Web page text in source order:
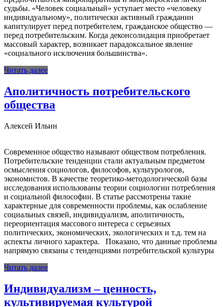
судьбы. «Человек социальный» уступает место «человеку
индивидуальному», политически активный гражданин
капитулирует перед по­требителем, гражданское общество —
перед потребительским. Когда деконсолидация приобретает
массо­вый характер, возникает парадоксальное явление
«социального исключения большинства».
Читать далее
Аполитичность потребительского
общества
Алексей Ильин
Современное общество называют обществом потребления.
Потребительские тенденции стали актуальным предметом
осмысления социологов, философов, культурологов,
экономистов. В качестве теоретико-методологической базы
исследования использованы теории социологии потребления
и социальной философии. В статье рассмотрены такие
характерные для современности проблемы, как ослабление
социальных связей, индивидуализм, аполитичность,
переориентация массового интереса с серьезных
политических, экономических, экологических и т.д. тем на
аспекты личного характера. Показано, что данные проблемы
напрямую связаны с тенденциями потребительской культуры
Читать далее
Индивидуализм – ценность,
культивируемая культурой